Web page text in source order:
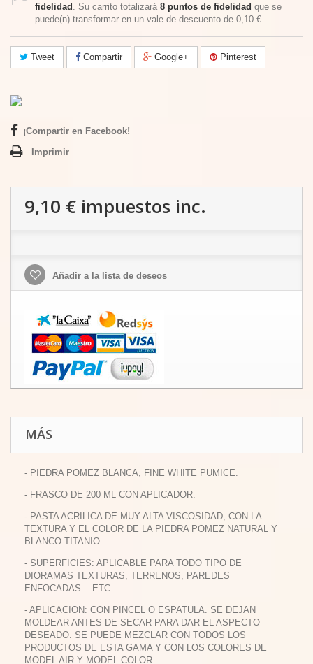
fidelidad . Su carrito totalizará 8 puntos de fidelidad que se
puede(n) transformar en un vale de descuento de 0,10 €.
Tweet Compartir Google+ Pinterest
¡Compartir en Facebook!
Imprimir
9,10 € impuestos inc.
Añadir a la lista de deseos
MÁS
- PIEDRA POMEZ BLANCA, FINE WHITE PUMICE.
- FRASCO DE 200 ML CON APLICADOR.
- PASTA ACRILICA DE MUY ALTA VISCOSIDAD, CON LA
TEXTURA Y EL COLOR DE LA PIEDRA POMEZ NATURAL Y
BLANCO TITANIO.
- SUPERFICIES: APLICABLE PARA TODO TIPO DE
DIORAMAS TEXTURAS, TERRENOS, PAREDES
ENFOCADAS....ETC.
- APLICACION: CON PINCEL O ESPATULA. SE DEJAN
MOLDEAR ANTES DE SECAR PARA DAR EL ASPECTO
DESEADO. SE PUEDE MEZCLAR CON TODOS LOS
PRODUCTOS DE ESTA GAMA Y CON LOS COLORES DE
MODEL AIR Y MODEL COLOR.